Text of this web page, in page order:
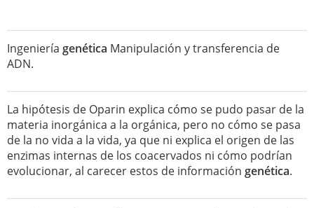
Ingeniería genética Manipulación y transferencia de
ADN.
La hipótesis de Oparin explica cómo se pudo pasar de la
materia inorgánica a la orgánica, pero no cómo se pasa
de la no vida a la vida, ya que ni explica el origen de las
enzimas internas de los coacervados ni cómo podrían
evolucionar, al carecer estos de información genética.